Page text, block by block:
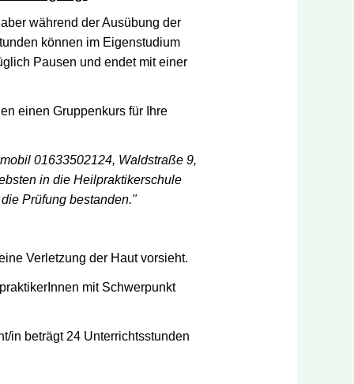
während der Ausübung der
können im Eigenstudium
Pausen und endet mit einer
einen Gruppenkurs für Ihre
01633502124, Waldstraße 9,
in die Heilpraktikerschule
Prüfung bestanden."
Verletzung der Haut vorsieht.
mit Schwerpunkt
in beträgt 24 Unterrichtsstunden